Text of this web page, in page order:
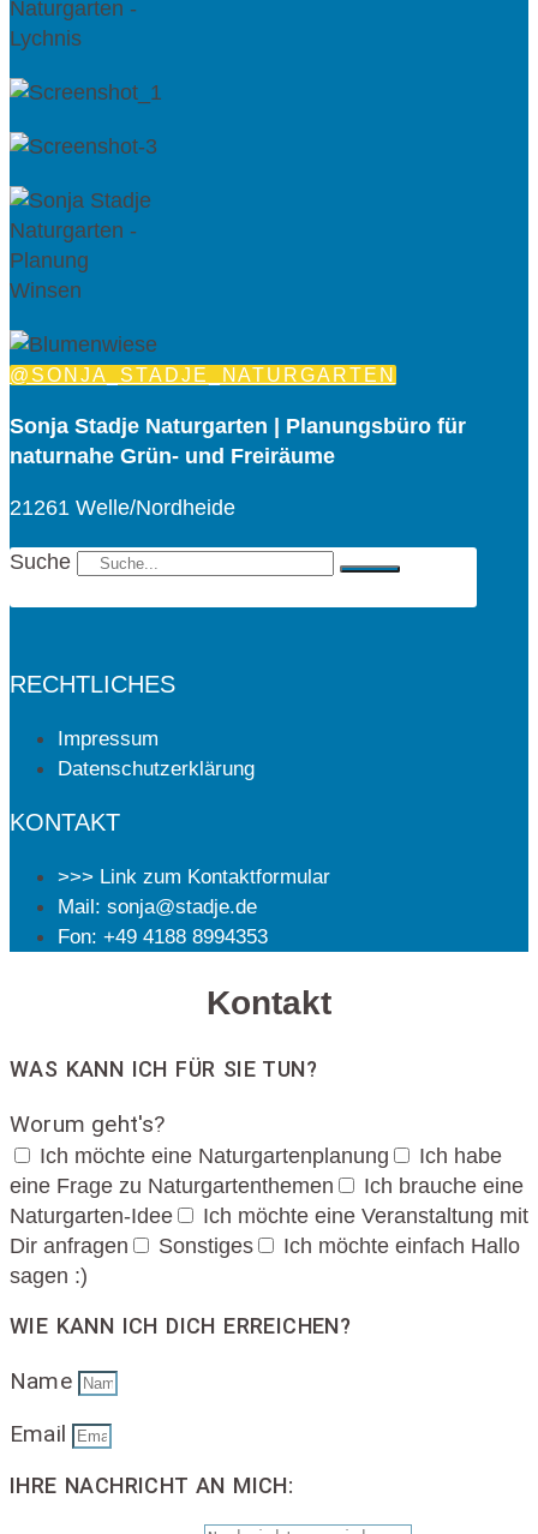
@SONJA_STADJE_NATURGARTEN
Sonja Stadje Naturgarten | Planungsbüro für
naturnahe Grün- und Freiräume
21261 Welle/Nordheide
Suche
RECHTLICHES
Impressum
Datenschutzerklärung
KONTAKT
>>> Link zum Kontaktformular
Mail: sonja@stadje.de
Fon: +49 4188 8994353
Kontakt
WAS KANN ICH FÜR SIE TUN?
Worum geht's?
Ich möchte eine Naturgartenplanung
Ich habe
eine Frage zu Naturgartenthemen
Ich brauche eine
Naturgarten-Idee
Ich möchte eine Veranstaltung mit
Dir anfragen
Sonstiges
Ich möchte einfach Hallo
sagen :)
WIE KANN ICH DICH ERREICHEN?
Name
Email
IHRE NACHRICHT AN MICH: